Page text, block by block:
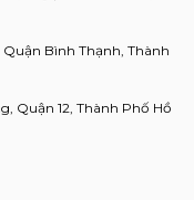
Bình Thạnh, Thành
Quận 12, Thành Phố Hồ